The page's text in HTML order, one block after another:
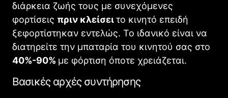
διάρκεια ζωής τους με συνεχόμενες
φορτίσεις πριν κλείσειτο κινητό επειδή
ξεφορτίστηκαν εντελώς. Το ιδανικό είναι να
διατηρείτε την μπαταρία του κινητού σας στο
40%-90% με φόρτιση όποτε χρειάζεται.
Βασικές αρχές συντήρησης